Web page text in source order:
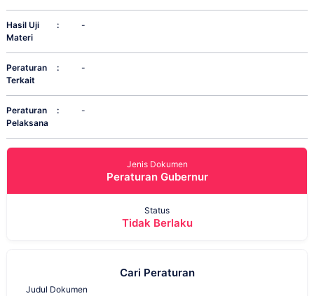
Hasil Uji
Materi
: -
Peraturan
Terkait
: -
Peraturan
Pelaksana
: -
Jenis Dokumen
Peraturan Gubernur
Status
Tidak Berlaku
Cari Peraturan
Judul Dokumen